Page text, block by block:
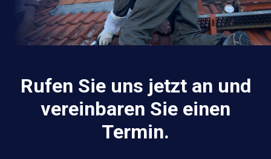
Rufen Sie uns jetzt an und
vereinbaren Sie einen
Termin.